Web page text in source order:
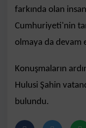
farkında olan
Cumhuriyeti'nin
olmaya da devam
Konuşmaların
Hulusi Şahin
bulundu.